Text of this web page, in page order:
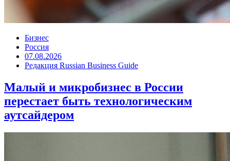
Бизнес
Россия
07.08.2026
Редакция Russian Business Guide
Малый и микробизнес в России
перестает быть технологическим
аутсайдером